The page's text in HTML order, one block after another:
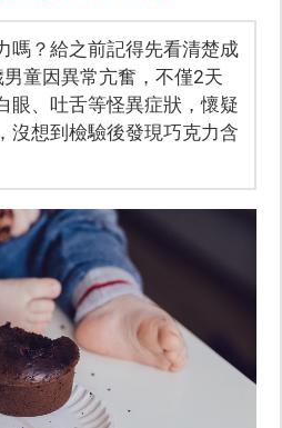
嗎？給之前記得先看清楚成
童因異常亢奮，不僅2天
眼、吐舌等怪異症狀，懷疑
沒想到檢驗後發現巧克力含